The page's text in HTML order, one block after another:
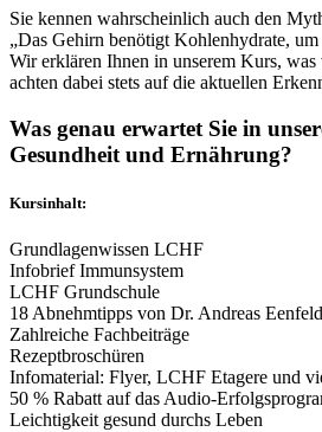
Sie kennen wahrscheinlich auch den
„Das Gehirn benötigt Kohlenhydrate,
Wir erklären Ihnen in unserem Kurs,
achten dabei stets auf die aktuellen
Was genau erwartet Sie in
Gesundheit und Ernährung?
Kursinhalt:
Grundlagenwissen LCHF
Infobrief Immunsystem
LCHF Grundschule
18 Abnehmtipps von Dr. Andreas
Zahlreiche Fachbeiträge
Rezeptbroschüren
Infomaterial: Flyer, LCHF Etagere und
50 % Rabatt auf das Audio-
Leichtigkeit gesund durchs Leben